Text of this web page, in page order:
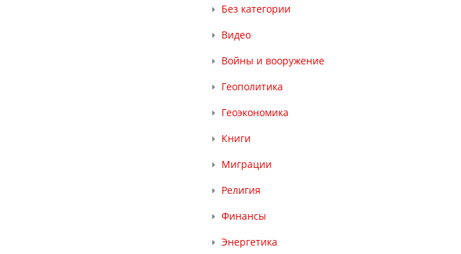
Без категории
Видео
Войны и вооружение
Геополитика
Геоэкономика
Книги
Миграции
Религия
Финансы
Энергетика